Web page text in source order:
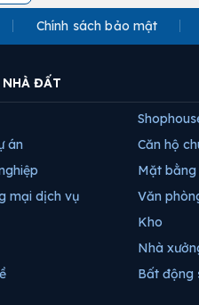
Chính sách bảo mật
NHÀ ĐẤT
án
mại dịch vụ
Căn hộ
Mặt
Văn
Kho
Nhà
Bất động